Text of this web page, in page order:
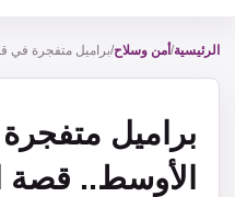
الناشر
الرئيسية/ أمن وسلاح/براميل متفجرة في
براميل
الأوسط.. قصة